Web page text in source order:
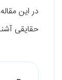
در این
حقایقی